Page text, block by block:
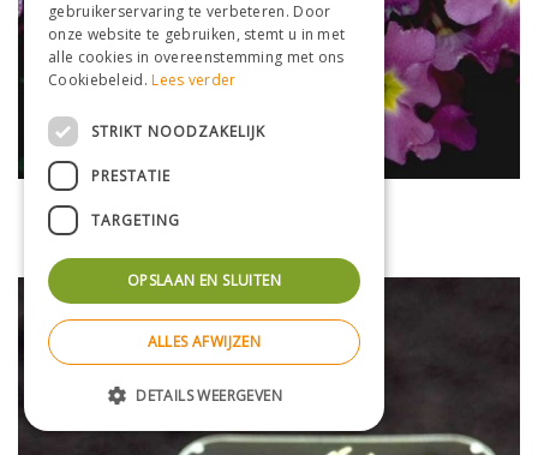
gebruikerservaring te verbeteren. Door
onze website te gebruiken, stemt u in met
alle cookies in overeenstemming met ons
Cookiebeleid.Lees verder
STRIKT NOODZAKELIJK
PRESTATIE
TARGETING
OPSLAAN EN SLUITEN
ALLES AFWIJZEN
DETAILS WEERGEVEN